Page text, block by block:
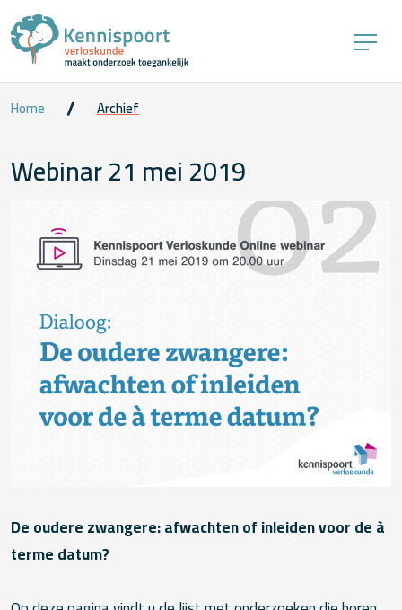
Home Archief
Webinar 21 mei 2019
De oudere zwangere: afwachten of inleiden voor de à
terme datum?